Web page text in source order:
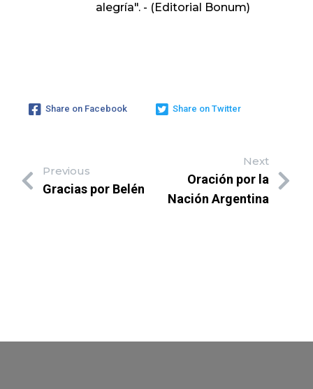
alegría". - (Editorial Bonum)
Share on Facebook Share on Twitter
Previous
Gracias por Belén
Next
Oración por la
Nación Argentina